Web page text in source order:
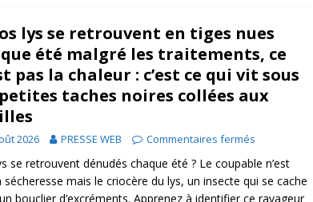
lys se retrouvent en tiges nues
été malgré les traitements, ce
pas la chaleur : c’est ce qui vit sous
taches noires collées aux
2026 PRESSE WEB Commentaires fermés
se retrouvent dénudés chaque été ? Le coupable n’est
sécheresse mais le criocère du lys, un insecte qui se cache
bouclier d’excréments. Apprenez à identifier ce ravageur